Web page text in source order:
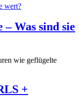
Was sind sie
wie geflügelte
+